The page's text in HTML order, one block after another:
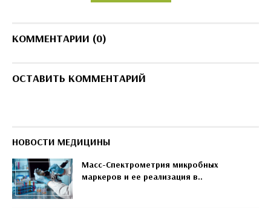
КОММЕНТАРИИ (0)
ОСТАВИТЬ КОММЕНТАРИЙ
НОВОСТИ МЕДИЦИНЫ
Масс-Спектрометрия микробных
маркеров и ее реализация в..